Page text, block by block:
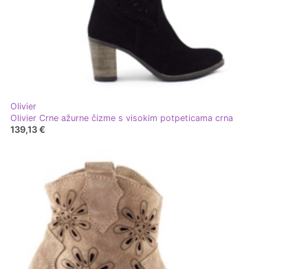
Olivier
Olivier Crne ažurne čizme s visokim potpeticama crna
139,13 €